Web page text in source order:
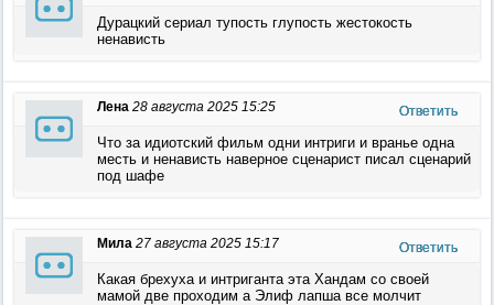
Дурацкий сериал тупость глупость жестокость
ненависть
Лена 28 августа 2025 15:25 Ответить
Что за идиотский фильм одни интриги и вранье одна
месть и ненависть наверное сценарист писал сценарий
под шафе
Мила 27 августа 2025 15:17 Ответить
Какая брехуха и интриганта эта Хандам со своей
мамой две проходим а Элиф лапша все молчит